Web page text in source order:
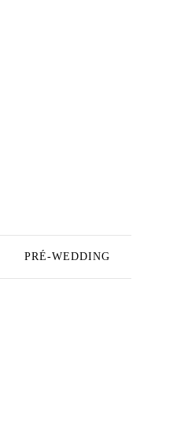
PRÉ-WEDDING